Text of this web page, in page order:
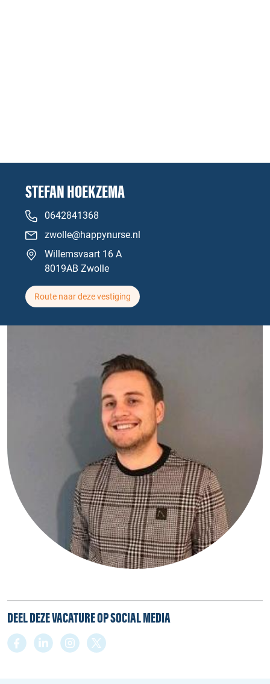
STEFAN HOEKZEMA
0642841368
zwolle@happynurse.nl
Willemsvaart 16 A
8019AB Zwolle
Route naar deze vestiging
DEEL DEZE VACATURE OP SOCIAL MEDIA